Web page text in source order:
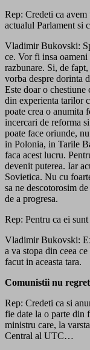
Rep: Credeti ca avem
actualul Parlament si
Vladimir Bukovski:
ce. Vor fi insa oameni
razbunare. Si, de
vorba despre dorinta
Este doar o chestiune
din experienta tarilor
poate crea o anumita
incercari de reforma
poate face oriunde,
in Polonia, in Tarile
faca acest lucru.
devenit puterea. Iar
Sovietica. Nu cu
sa ne descotorosim
de a progresa.
Rep: Pentru ca ei
Vladimir Bukovski:
a va stopa din ceea
facut in aceasta tara.
Comunistii nu
Rep: Credeti ca si
fie date la o parte din
ministru care, la
Central al UTC…